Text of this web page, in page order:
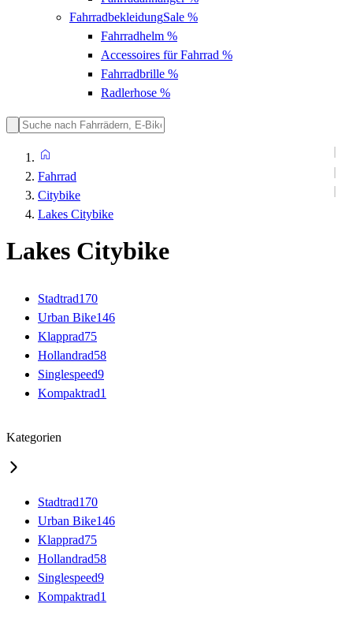
FahrradbekleidungSale %
Fahrradhelm %
Accessoires für Fahrrad %
Fahrradbrille %
Radlerhose %
Fahrrad
Citybike
Lakes Citybike
Lakes Citybike
Stadtrad170
Urban Bike146
Klapprad75
Hollandrad58
Singlespeed9
Kompaktrad1
Kategorien
Stadtrad170
Urban Bike146
Klapprad75
Hollandrad58
Singlespeed9
Kompaktrad1